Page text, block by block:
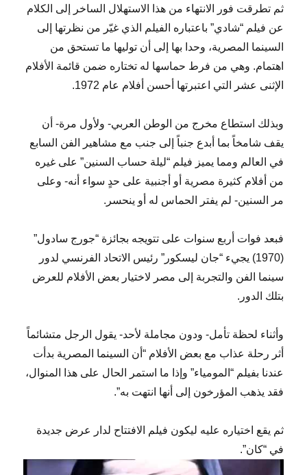
ثم تطرقت فور الانتهاء من هذا الاستهلال الساخر إلى الكلام
عن فيلم “شادي” باعتباره الفيلم الذي غيّر من نظرتها إلى
السينما المصرية، وحدا بها إلى أن توليها ما تستحق من
اهتمام. وهي من فرط حماسها له تختاره ضمن قائمة الأفلام
الإثنى عشر التي اعتبرتها أحسن أفلام عام 1972.
وبذلك استطاع مخرج من الوطن العربي- ولأول مرة- أن
يقف شامخاً بما أبدع جنباً إلى جنب مع مشاهير الفن السابع
في العالم ومما يميز فيلم “ليلة حساب السنين” على غيره
من أفلام كثيرة مصرية أو أجنبية على حدٍ سواء أنه- وعلى
مر السنين- لم يفتر الحماس له أو ينحسر.
فبعد فوات أربع سنوات على تتويجه بجائزة “جورج سادول”
(1970) يجيء “جان ليسكور” رئيس الاتحاد الفرنسي لدور
سينما الفن والتجربة إلى مصر لاختيار بعض الأفلام للعرض
بتلك الدور.
وأثناء لحظة تأمل- ودون مجاملة لأحد- يقول الرجل متشائماً
أثر رحلة عذاب مع بعض الأفلام “أن السينما المصرية بدأت
عندنا بفيلم “المومياء” وإذا ما استمر الحال على هذا المنوال،
فقد يذهب المؤرخون إلى أنها انتهت به”.
ثم يقع اختياره عليه ليكون فيلم الافتتاح لدار عرض جديدة
في “كان”.